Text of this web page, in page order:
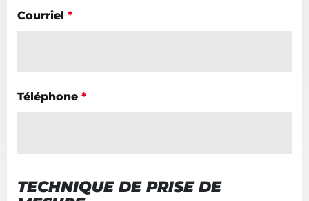
Courriel *
Téléphone *
TECHNIQUE DE PRISE DE